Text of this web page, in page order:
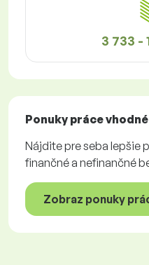
3 733 -
Ponuky práce
Nájdite pre seba lepšie
finančné a nefinančné
Zobraz ponuky